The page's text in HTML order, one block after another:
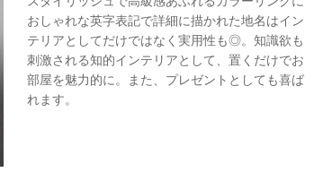
おしゃれな英字表記で詳細に描かれた地名はイン
テリアとしてだけではなく実用性も◎。知識欲も
刺激される知的インテリアとして、置くだけでお
部屋を魅力的に。また、プレゼントとしても喜ば
れます。